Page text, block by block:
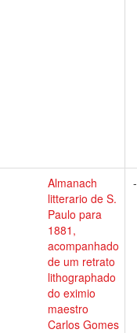
Almanach
litterario de S.
Paulo para
1881,
acompanhado
de um retrato
lithographado
do eximio
maestro
Carlos Gomes
-